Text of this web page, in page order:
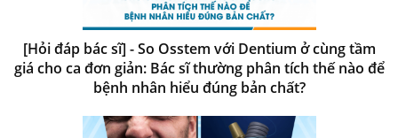
[Hỏi đáp bác sĩ] - So Osstem với Dentium ở cùng tầm
giá cho ca đơn giản: Bác sĩ thường phân tích thế nào để
bệnh nhân hiểu đúng bản chất?